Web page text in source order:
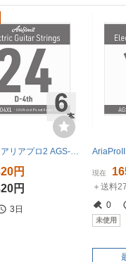
AriaProII アリアプロ2 AGS-8004XL Extra Light .024W エレキギター用 バラ弦×6本
円
円
3日
現在
＋送料
0
未使用